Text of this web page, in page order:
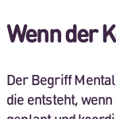
Wenn der
Der Begriff
die entsteht,